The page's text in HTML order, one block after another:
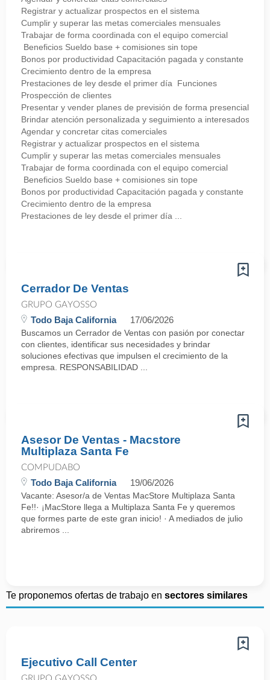
Registrar y actualizar prospectos en el sistema
Cumplir y superar las metas comerciales mensuales
Trabajar de forma coordinada con el equipo comercial
Beneficios Sueldo base + comisiones sin tope
Bonos por productividad Capacitación pagada y constante
Crecimiento dentro de la empresa
Prestaciones de ley desde el primer día Funciones
Prospección de clientes
Presentar y vender planes de previsión de forma presencial
Brindar atención personalizada y seguimiento a interesados
Agendar y concretar citas comerciales
Registrar y actualizar prospectos en el sistema
Cumplir y superar las metas comerciales mensuales
Trabajar de forma coordinada con el equipo comercial
Beneficios Sueldo base + comisiones sin tope
Bonos por productividad Capacitación pagada y constante
Crecimiento dentro de la empresa
Prestaciones de ley desde el primer día ...
Cerrador De Ventas
GRUPO GAYOSSO
Todo Baja California 17/06/2026
Buscamos un Cerrador de Ventas con pasión por conectar
con clientes, identificar sus necesidades y brindar
soluciones efectivas que impulsen el crecimiento de la
empresa. RESPONSABILIDAD ...
Asesor De Ventas - Macstore
Multiplaza Santa Fe
COMPUDABO
Todo Baja California 19/06/2026
Vacante: Asesor/a de Ventas MacStore Multiplaza Santa
Fe!!· ¡MacStore llega a Multiplaza Santa Fe y queremos
que formes parte de este gran inicio! · A mediados de julio
abriremos ...
Te proponemos ofertas de trabajo en sectores similares
Ejecutivo Call Center